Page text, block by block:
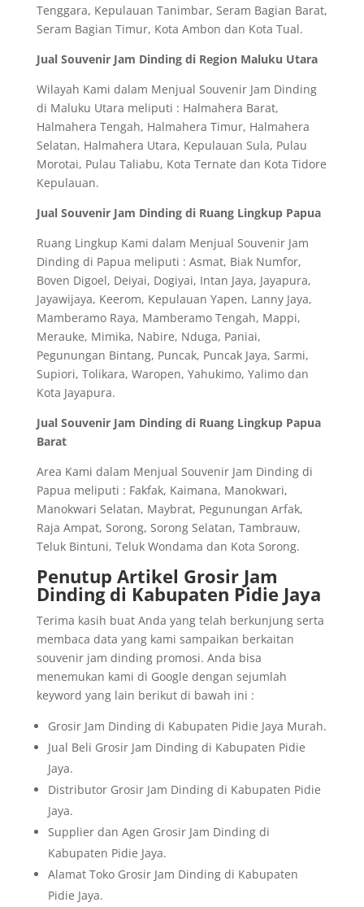
Tenggara, Kepulauan Tanimbar, Seram Bagian Barat,
Seram Bagian Timur, Kota Ambon dan Kota Tual.
Jual Souvenir Jam Dinding di Region Maluku Utara
Wilayah Kami dalam Menjual Souvenir Jam Dinding
di Maluku Utara meliputi : Halmahera Barat,
Halmahera Tengah, Halmahera Timur, Halmahera
Selatan, Halmahera Utara, Kepulauan Sula, Pulau
Morotai, Pulau Taliabu, Kota Ternate dan Kota Tidore
Kepulauan.
Jual Souvenir Jam Dinding di Ruang Lingkup Papua
Ruang Lingkup Kami dalam Menjual Souvenir Jam
Dinding di Papua meliputi : Asmat, Biak Numfor,
Boven Digoel, Deiyai, Dogiyai, Intan Jaya, Jayapura,
Jayawijaya, Keerom, Kepulauan Yapen, Lanny Jaya,
Mamberamo Raya, Mamberamo Tengah, Mappi,
Merauke, Mimika, Nabire, Nduga, Paniai,
Pegunungan Bintang, Puncak, Puncak Jaya, Sarmi,
Supiori, Tolikara, Waropen, Yahukimo, Yalimo dan
Kota Jayapura.
Jual Souvenir Jam Dinding di Ruang Lingkup Papua
Barat
Area Kami dalam Menjual Souvenir Jam Dinding di
Papua meliputi : Fakfak, Kaimana, Manokwari,
Manokwari Selatan, Maybrat, Pegunungan Arfak,
Raja Ampat, Sorong, Sorong Selatan, Tambrauw,
Teluk Bintuni, Teluk Wondama dan Kota Sorong.
Penutup Artikel Grosir Jam
Dinding di Kabupaten Pidie Jaya
Terima kasih buat Anda yang telah berkunjung serta
membaca data yang kami sampaikan berkaitan
souvenir jam dinding promosi. Anda bisa
menemukan kami di Google dengan sejumlah
keyword yang lain berikut di bawah ini :
Grosir Jam Dinding di Kabupaten Pidie Jaya Murah.
Jual Beli Grosir Jam Dinding di Kabupaten Pidie
Jaya.
Distributor Grosir Jam Dinding di Kabupaten Pidie
Jaya.
Supplier dan Agen Grosir Jam Dinding di
Kabupaten Pidie Jaya.
Alamat Toko Grosir Jam Dinding di Kabupaten
Pidie Jaya.